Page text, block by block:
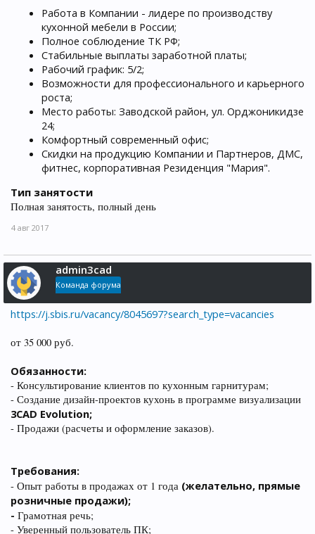
Работа в Компании - лидере по производству
кухонной мебели в России;
Полное соблюдение ТК РФ;
Стабильные выплаты заработной платы;
Рабочий график: 5/2;
Возможности для профессионального и карьерного
роста;
Место работы: Заводской район, ул. Орджоникидзе
24;
Комфортный современный офис;
Скидки на продукцию Компании и Партнеров, ДМС,
фитнес, корпоративная Резиденция "Мария".
Тип занятости
Полная занятость, полный день
4 авг 2017
admin3cad
Команда форума
https://j.sbis.ru/vacancy/8045697?search_type=vacancies
от 35 000 руб.
Обязанности:
- Консультирование клиентов по кухонным гарнитурам;
- Создание дизайн-проектов кухонь в программе визуализации
3CAD Evolution;
- Продажи (расчеты и оформление заказов).
Требования:
- Опыт работы в продажах от 1 года (желательно, прямые
розничные продажи);
- Грамотная речь;
- Уверенный пользователь ПК;